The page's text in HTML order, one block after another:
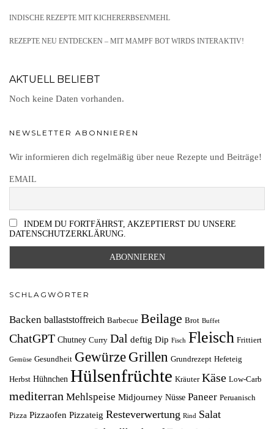
INDISCHE REZEPTE MIT KICHERERBSENMEHL
REZEPTE NEU ENTDECKEN – MIT MAMPF BOT WIRDS INTERAKTIV!
AKTUELL BELIEBT
Noch keine Daten vorhanden.
NEWSLETTER ABONNIEREN
Wir informieren dich regelmäßig über neue Rezepte und Beiträge!
EMAIL
INDEM DU FORTFÄHRST, AKZEPTIERST DU UNSERE
DATENSCHUTZERKLÄRUNG.
SCHLAGWÖRTER
Backen ballaststoffreich Barbecue Beilage Brot Buffet
ChatGPT Chutney Curry Dal deftig Dip Fisch Fleisch Frittiert
Gemüse Gesundheit Gewürze Grillen Grundrezept Hefeteig
Herbst Hühnchen Hülsenfrüchte Kräuter Käse Low-Carb
mediterran Mehlspeise Midjourney Nüsse Paneer Peruanisch
Pizza Pizzaofen Pizzateig Resteverwertung Rind Salat